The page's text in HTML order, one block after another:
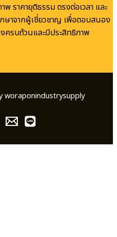
าคายุติธรรม ตรงต่อเวลา และ
ษาจากผู้เชี่ยวชาญ เพื่อตอบสนอง
ครบถ้วนและมีประสิทธิภาพ